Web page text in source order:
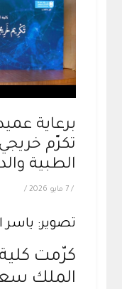
برعاية
تكرّم
الطبية
/7 مايو 2026 /
تصوير: ياسر
كرّمت
الملك